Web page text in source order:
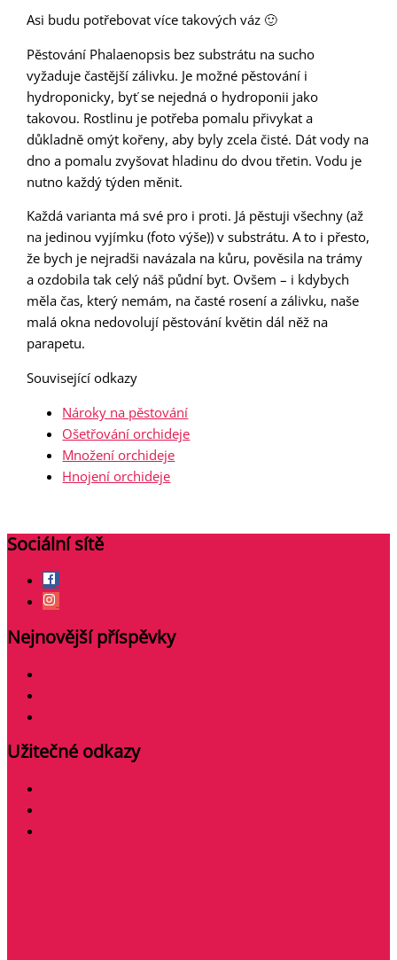
květináči
váze
u
mě
tentokrát
zvítězila…
Asi budu potřebovat více takových váz 🙂
Pěstování Phalaenopsis bez substrátu na sucho
vyžaduje častější zálivku. Je možné pěstování i
hydroponicky, byť se nejedná o hydroponii jako
takovou. Rostlinu je potřeba pomalu přivykat a
důkladně omýt kořeny, aby byly zcela čisté. Dát vody na
dno a pomalu zvyšovat hladinu do dvou třetin. Vodu je
nutno každý týden měnit.
Každá varianta má své pro i proti. Já pěstuji všechny (až
na jedinou vyjímku (foto výše)) v substrátu. A to i přesto,
že bych je nejradši navázala na kůru, pověsila na trámy
a ozdobila tak celý náš půdní byt. Ovšem – i kdybych
měla čas, který nemám, na časté rosení a zálivku, naše
malá okna nedovolují pěstování květin dál něž na
parapetu.
Související odkazy
Nároky na pěstování
Ošetřování orchideje
Množení orchideje
Hnojení orchideje
Sociální sítě
Nejnovější příspěvky
Užitečné odkazy